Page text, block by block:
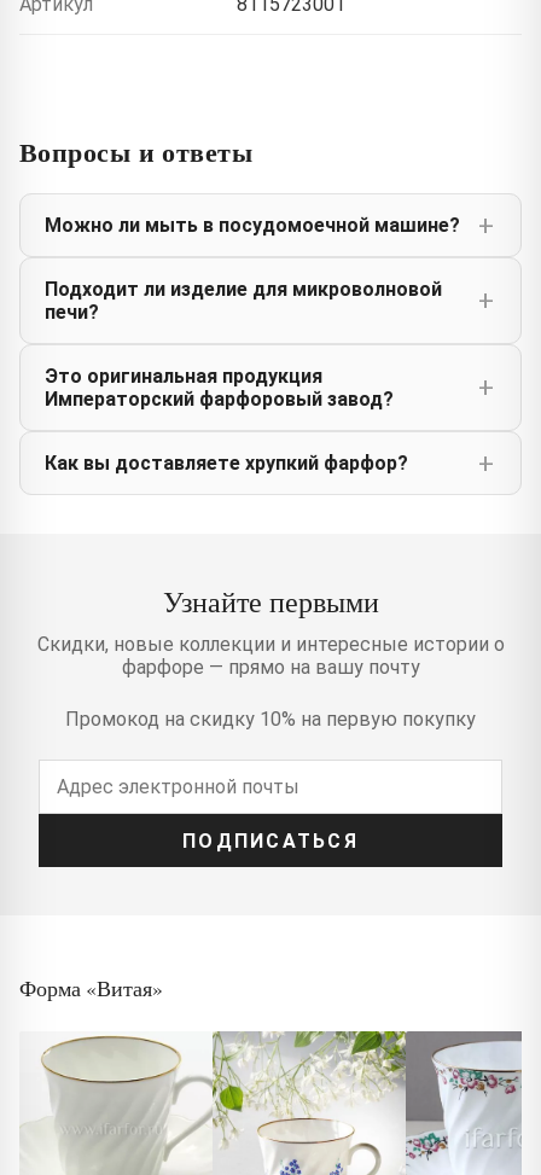
Вопросы и ответы
Можно ли мыть в посудомоечной машине?
Подходит ли изделие для микроволновой
печи?
Это оригинальная продукция
Императорский фарфоровый завод?
Как вы доставляете хрупкий фарфор?
Узнайте первыми
Скидки, новые коллекции и интересные истории о
фарфоре — прямо на вашу почту
Промокод на скидку 10% на первую покупку
ПОДПИСАТЬСЯ
Форма «Витая»